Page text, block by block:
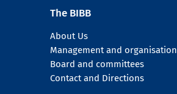
The BIBB
About Us
Management and organisation
Board and committees
Contact and Directions